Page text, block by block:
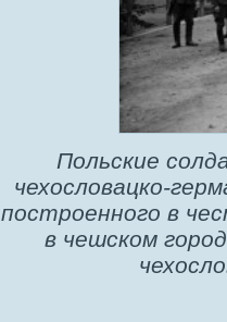
Польские
чехословацко-
построенного в
в чешском